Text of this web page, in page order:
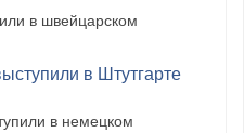
в швейцарском
в Штутгарте
в немецком